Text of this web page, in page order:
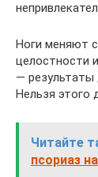
Ноги меняют
целостности
— результаты
Нельзя этого
Читайте
псориаз